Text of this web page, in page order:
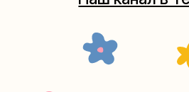
Москва, ул.Таганская, дом 25-27
(как пройти)